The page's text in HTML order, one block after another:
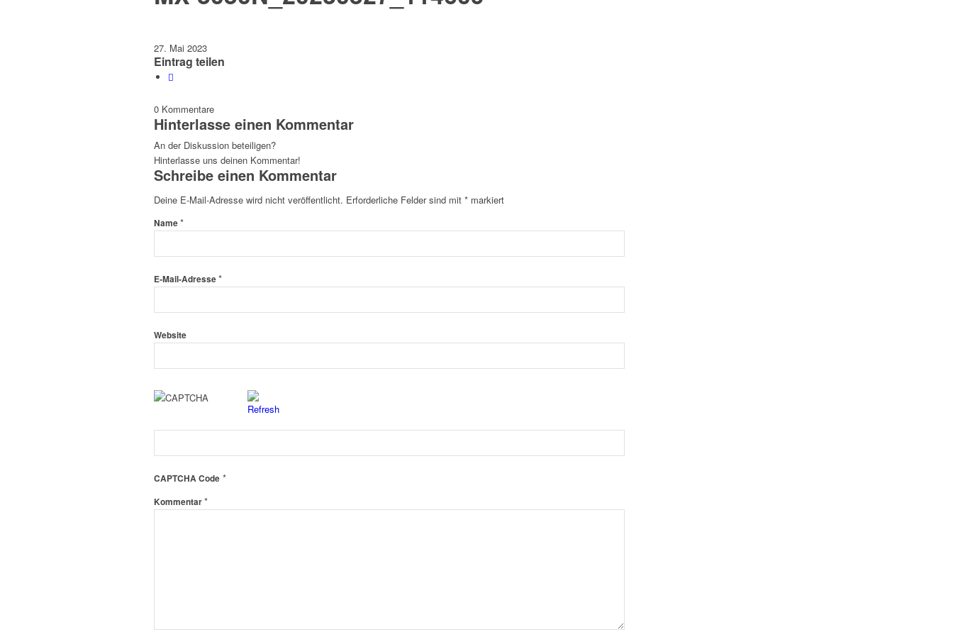
27. Mai 2023
Eintrag teilen
0 Kommentare
Hinterlasse einen Kommentar
An der Diskussion beteiligen?
Hinterlasse uns deinen Kommentar!
Schreibe einen Kommentar
Deine E-Mail-Adresse wird nicht veröffentlicht. Erforderliche Felder sind mit * markiert
Name*
E-Mail-Adresse*
Website
CAPTCHA Code *
Kommentar*